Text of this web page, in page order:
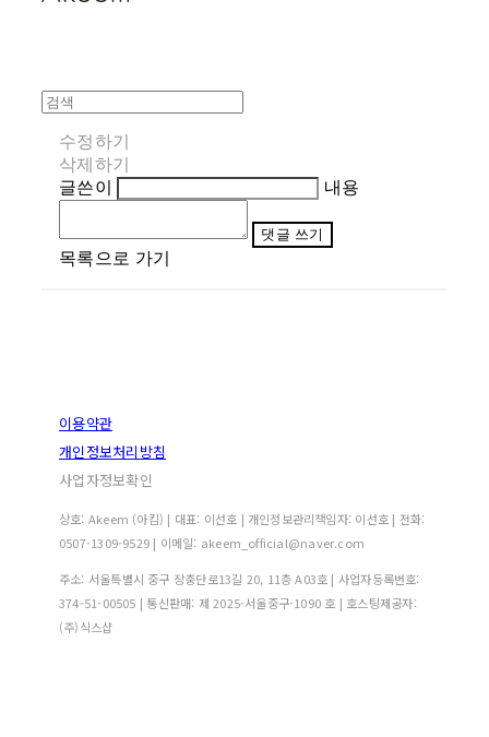
수정하기
삭제하기
글쓴이
내용
댓글 쓰기
목록으로 가기
이용약관
개인정보처리방침
사업자정보확인
상호: Akeem (아킴) | 대표: 이선호 | 개인정보관리책임자: 이선호 | 전화:
0507-1309-9529 | 이메일: akeem_official@naver.com
주소: 서울특별시 중구 장충단로13길 20, 11층 A03호 | 사업자등록번호:
374-51-00505 | 통신판매: 제 2025-서울중구-1090 호 | 호스팅제공자:
(주)식스샵